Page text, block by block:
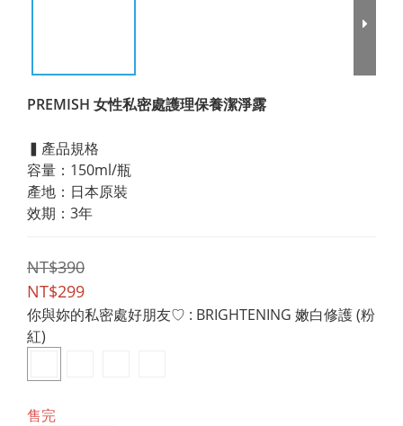
PREMISH 女性私密處護理保養潔淨露
▍產品規格
容量：150ml/瓶
產地：日本原裝
效期：3年
NT$390
NT$299
你與妳的私密處好朋友♡ : BRIGHTENING 嫩白修護 (粉
紅)
售完